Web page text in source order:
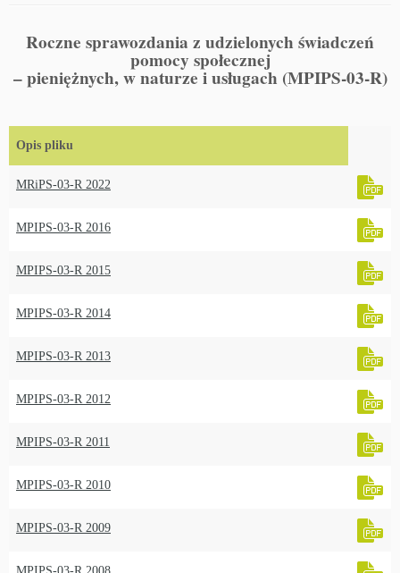
Roczne sprawozdania z udzielonych świadczeń
pomocy społecznej
– pieniężnych, w naturze i usługach (MPIPS-03-R)
Opis pliku
MRiPS-03-R 2022
MPIPS-03-R 2016
MPIPS-03-R 2015
MPIPS-03-R 2014
MPIPS-03-R 2013
MPIPS-03-R 2012
MPIPS-03-R 2011
MPIPS-03-R 2010
MPIPS-03-R 2009